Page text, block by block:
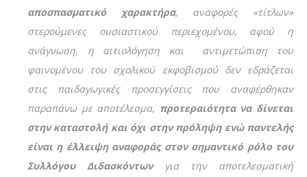
αποσπασματικό χαρακτήρα, αναφορές «τίτλων»
στερούμενες ουσιαστικού περιεχομένου, αφού η
ανάγνωση, η αιτιολόγηση και αντιμετώπιση του
φαινομένου του σχολικού εκφοβισμού δεν εδράζεται
στις παιδαγωγικές προσεγγίσεις που αναφέρθηκαν
παραπάνω με αποτέλεσμα, προτεραιότητα να δίνεται
στην καταστολή και όχι στην πρόληψη ενώ παντελής
είναι η έλλειψη αναφοράς στον σημαντικό ρόλο του
Συλλόγου Διδασκόντωνγια την αποτελεσματική